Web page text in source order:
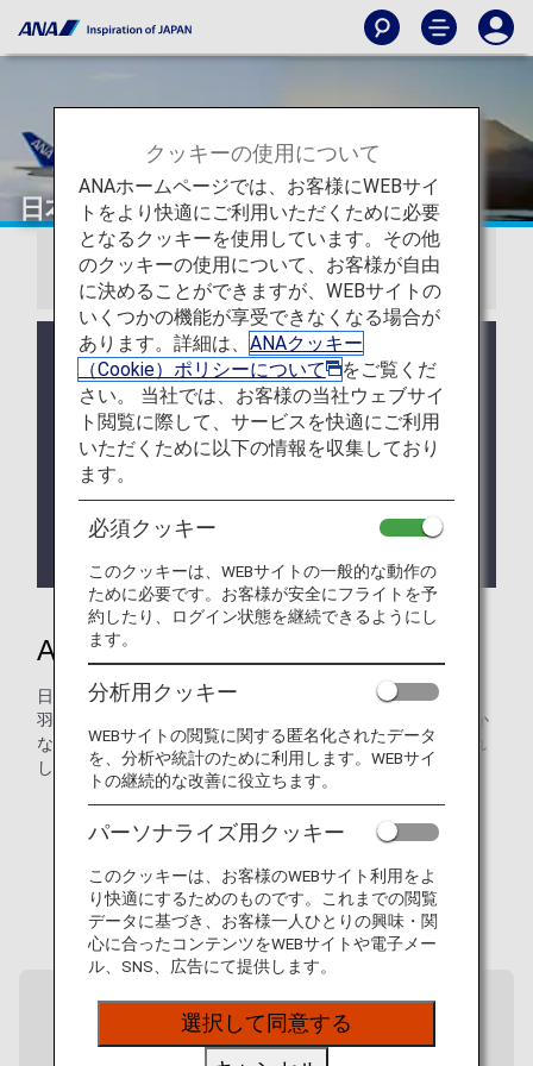
日本国内線運賃
お知らせ
2026年5月19日ご搭乗分より、日本国内線運賃がリ
ニューアルされ、お客様の多様なニーズに合わせた
3種類の運賃からお選びいただけます。
2026年5月19日以降の搭乗分に関する運賃一覧はこ
ちら
ちまして新規予約・発券・搭乗を終了いたしまし
ANAがつなぐ、日本各地の魅力
日本には、主要都市の先にもまだ多くの魅力があります。
羽田空港から、ANAは全国40以上の空港へとつながり、豊か
な自然や文化、各地ならではの食の魅力を持つ地域へお連れ
します。
クッキーの使用について
ANAホームページでは、お客様にWEBサイ
トをより快適にご利用いただくために必要
となるクッキーを使用しています。その他
のクッキーの使用について、お客様が自由
に決めることができますが、WEBサイトの
いくつかの機能が享受できなくなる場合が
あります。詳細は、 ANAクッキー
（Cookie）ポリシーについて
をご覧くだ
さい。 当社では、お客様の当社ウェブサイ
ト閲覧に際して、サービスを快適にご利用
いただくために以下の情報を収集しており
ます。
必須クッキー
このクッキーは、WEBサイトの一般的な動作の
ために必要です。お客様が安全にフライトを予
約したり、ログイン状態を継続できるようにし
ます。
分析用クッキー
WEBサイトの閲覧に関する匿名化されたデータ
を、分析や統計のために利用します。WEBサイ
トの継続的な改善に役立ちます。
パーソナライズ用クッキー
このクッキーは、お客様のWEBサイト利用をよ
り快適にするためのものです。これまでの閲覧
データに基づき、お客様一人ひとりの興味・関
心に合ったコンテンツをWEBサイトや電子メー
ル、SNS、広告にて提供します。
選択して同意する